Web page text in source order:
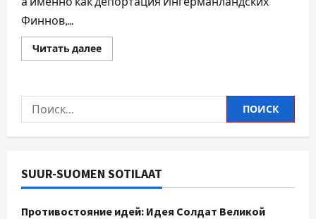
Финнов,...
Читать далее
SUUR-SUOMEN SOTILAAT
Противостояние идей: Идея Солдат Великой